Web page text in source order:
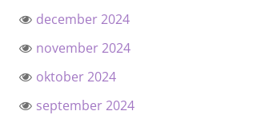
december 2024
november 2024
oktober 2024
september 2024